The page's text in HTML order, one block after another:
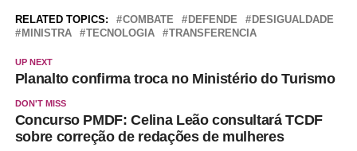
RELATED TOPICS: COMBATE DEFENDE
DESIGUALDADE
MINISTRA
TECNOLOGIA TRANSFERENCIA
UP NEXT
Planalto confirma troca no Ministério do Turismo
DON'T MISS
Concurso PMDF: Celina Leão consultará TCDF
sobre correção de redações de mulheres